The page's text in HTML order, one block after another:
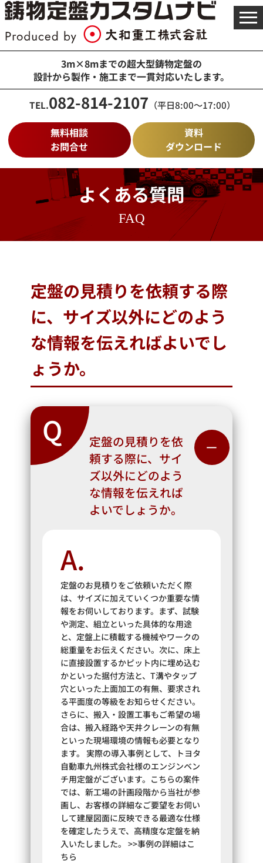
3m×8mまでの超大型鋳物定盤の
設計から製作・施工まで一貫対応いたします。
TEL.082-814-2107 （平日8:00～17:00）
無料相談
お問合せ
資料
ダウンロード
メ
ニ
ー
く
よくある質問
FAQ
定盤の見積りを依頼する際
に、サイズ以外にどのよう
な情報を伝えればよいでし
ょうか。
Q －
定盤の見積りを依
頼する際に、サイ
ズ以外にどのよう
な情報を伝えれば
よいでしょうか。
A.
定盤のお見積りをご依頼いただく際
は、サイズに加えていくつか重要な情
報をお伺いしております。まず、試験
や測定、組立といった具体的な用途
と、定盤上に積載する機械やワークの
総重量をお伝えください。次に、床上
に直接設置するかピット内に埋め込む
かといった据付方法と、T溝やタップ
穴といった上面加工の有無、要求され
る平面度の等級をお知らせください。
さらに、搬入・設置工事もご希望の場
合は、搬入経路や天井クレーンの有無
といった現場環境の情報も必要となり
ます。 実際の導入事例として、トヨタ
自動車九州株式会社様のエンジンベン
チ用定盤がございます。こちらの案件
では、新工場の計画段階から当社が参
画し、お客様の詳細なご要望をお伺い
して建屋図面に反映できる最適な仕様
を確定したうえで、高精度な定盤を納
入いたしました。 >>事例の詳細はこ
ちら